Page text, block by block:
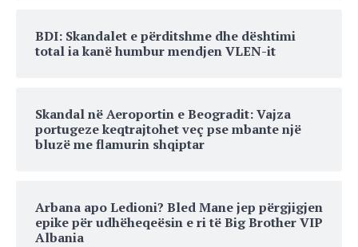
BDI: Skandalet e përditshme dhe dështimi
total ia kanë humbur mendjen VLEN-it
Skandal në Aeroportin e Beogradit: Vajza
portugeze keqtrajtohet veç pse mbante një
bluzë me flamurin shqiptar
Arbana apo Ledioni? Bled Mane jep përgjigjen
epike për udhëheqeësin e ri të Big Brother VIP
Albania